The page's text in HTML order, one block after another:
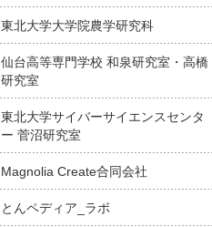
東北大学大学院農学研究科
仙台高等専門学校 和泉研究室・高橋
研究室
東北大学サイバーサイエンスセンタ
ー 菅沼研究室
Magnolia Create合同会社
とんペディア_ラボ